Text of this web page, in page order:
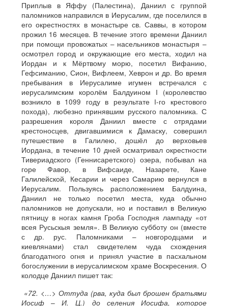
Приплыв в Яффу (Палестина), Даниил с группой
паломников направился в Иерусалим, где поселился в
его окрестностях в монастыре св. Саввы, в котором
прожил 16 месяцев. В течение этого времени Даниил
при помощи провожатых – насельников монастыря –
осмотрел город и окружающие его места, ходил на
Иордан и к Мёртвому морю, посетил Вифанию,
Гефсиманию, Сион, Вифлеем, Хеврон и др. Во время
пребывания в Иерусалиме игумен встречался с
иерусалимским королём Балдуином I (королевство
возникло в 1099 году в результате I-го крестового
похода), любезно принявшим русского паломника. С
разрешения короля Даниил вместе с отрядами
крестоносцев, двигавшимися к Дамаску, совершил
путешествие в Галилею, дошёл до верховьев
Иордана, в течение 10 дней осматривал окрестности
Тивериадского (Геннисаретского) озера, побывал на
горе Фавор, в Вифсаиде, Назарете, Кане
Галилейской, Кесарии и через Самарию вернулся в
Иерусалим. Пользуясь расположением Балдуина,
Даниил не только посетил места, куда обычно
паломников не допускали, но и поставил в Великую
пятницу в ногах камня Гроба Господня лампаду «от
всея Русьскыя земля». В Великую субботу он (вместе
с др. рус. Паломниками – новгородцами и
киевлянами) стал свидетелем чуда схождения
благодатного огня и принял участие в пасхальном
богослужении в иерусалимском храме Воскресения. О
колодце Даниил пишет так:
«72. <…> Оттуда (рва, куда был брошен братьями
Иосиф – И. Ц.) до селения Иосифа, которое